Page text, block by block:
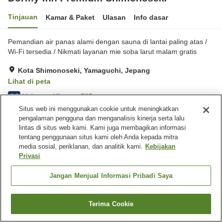
Tinjauan Kamar & Paket Ulasan Info dasar
Pemandian air panas alami dengan sauna di lantai paling atas /
Wi-Fi tersedia / Nikmati layanan mie soba larut malam gratis
Kota Shimonoseki, Yamaguchi, Jepang
Lihat di peta
4.4 Hebat Ulasan:725
Fasilitas properti
Tempat parkir
Mesin penjual otomatis
Pemandian udara terbuka
(air panas)
Pemandian besar
Beranda Jepang Yamaguchi
Kota Shimonoseki
Dormy Inn Premium Shimonoseki
Cari kamar
Situs web ini menggunakan cookie untuk meningkatkan
pengalaman pengguna dan menganalisis kinerja serta lalu
lintas di situs web kami. Kami juga membagikan informasi
tentang penggunaan situs kami oleh Anda kepada mitra
media sosial, periklanan, dan analitik kami. Kebijakan
Privasi
Jangan Menjual Informasi Pribadi Saya
Terima Cookie